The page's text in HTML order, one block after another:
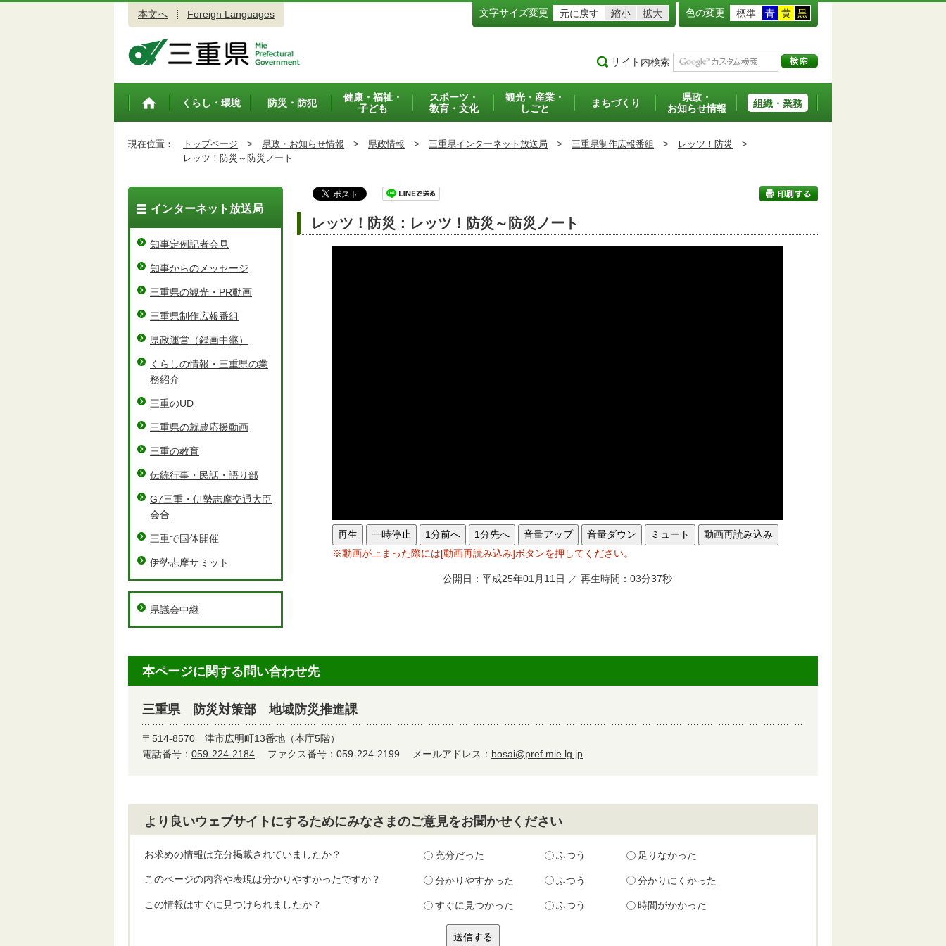
本文へ Foreign Languages 文字サイズ変更 元に戻す 縮小 拡大 色の変更 標準 青 黄 黒
サイト内検索
トップペ
くらし・環境 防災・防犯
健康・福祉・
子ども
スポーツ・
教育・文化
観光・産業・
しごと
まちづくり
県政・
お知らせ情報
組織・業務
現在位置： トップページ > 県政・お知らせ情報 > 県政情報 > 三重県インターネット放送局 > 三重県制作広報番組 > レッツ！防災
>
レッツ！防災～防災ノート
レッツ！防災：レッツ！防災～防災ノート
再生 一時停止 1分前へ 1分先へ 音量アップ 音量ダウン ミュート
動画再読み込み
※動画が止まった際には[動画再読み込み]ボタンを押してください。
公開日：平成25年01月11日 ／ 再生時間：03分37秒
インターネット放送局
知事定例記者会見
知事からのメッセージ
三重県の観光・PR動画
三重県制作広報番組
県政運営（録画中継）
くらしの情報・三重県の業
務紹介
三重のUD
三重県の就農応援動画
三重の教育
伝統行事・民話・語り部
G7三重・伊勢志摩交通大臣
会合
三重で国体開催
伊勢志摩サミット
県議会中継
本ページに関する問い合わせ先
三重県 防災対策部 地域防災推進課
〒514-8570 津市広明町13番地（本庁5階）
電話番号： 059-224-2184 ファクス番号：059-224-2199 メールアドレス： bosai@pref.mie.lg.jp
より良いウェブサイトにするためにみなさまのご意見をお聞かせください
お求めの情報は充分掲載されていましたか？ 充分だった ふつう 足りなかった
このページの内容や表現は分かりやすかったですか？ 分かりやすかった ふつう 分かりにくかった
この情報はすぐに見つけられましたか？ すぐに見つかった ふつう 時間がかかった